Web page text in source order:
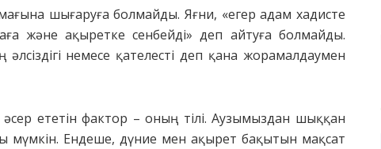
шығаруға болмайды. Яғни, «егер адам хадисте
және ақыретке сенбейді» деп айтуға болмайды.
немесе қателесті деп қана жорамалдаумен
ететін фактор – оның тілі. Аузымыздан шыққан
мүмкін. Ендеше, дүние мен ақырет бақытын мақсат